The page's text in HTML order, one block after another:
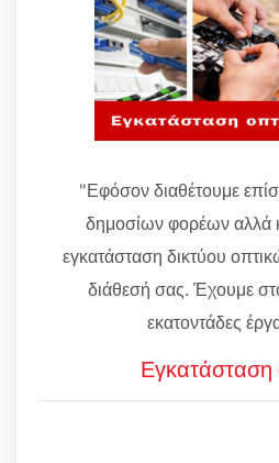
"Εφόσον διαθέτουμε
δημοσίων φορέων αλλά
εγκατάσταση δικτύου
διάθεσή σας. Έχουμε
εκατοντάδες
Εγκατάσταση